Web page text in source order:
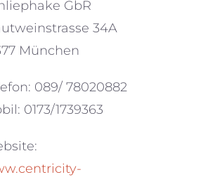
GbR
34A
München
089/ 78020882
0173/1739363